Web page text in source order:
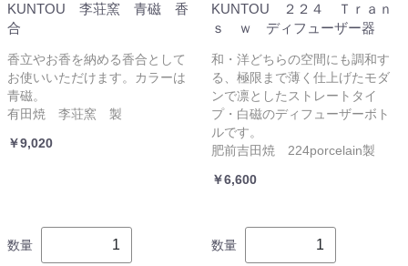
KUNTOU 李荘窯 青磁 香
合
香立やお香を納める香合として
お使いいただけます。カラーは
青磁。
有田焼 李荘窯 製
￥9,020
数量
KUNTOU ２２４ Ｔｒａｎ
ｓ ｗ ディフューザー器
和・洋どちらの空間にも調和す
る、極限まで薄く仕上げたモダ
ンで凛としたストレートタイ
プ・白磁のディフューザーボト
ルです。
肥前吉田焼 224porcelain製
￥6,600
数量